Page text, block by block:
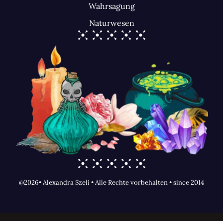
Wahrsagung
Naturwesen
@2026• Alexandra Szeli • Alle Rechte vorbehalten • since 2014